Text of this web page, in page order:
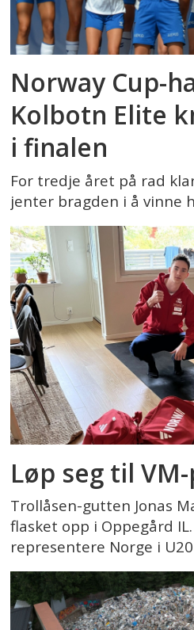
Norway Cup-
Kolbotn Elite
i finalen
For tredje året på rad
jenter bragden i å vinne
Løp seg til
Trollåsen-gutten Jonas
flasket opp i Oppegård
representere Norge i U20